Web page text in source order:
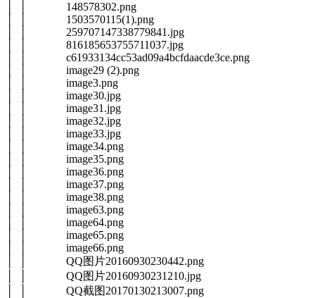
│ │ 148578302.png
│ │ 1503570115(1).png
│ │ 259707147338779841.jpg
│ │ 816185653755711037.jpg
│ │ c61933134cc53ad09a4bcfdaacde3ce.png
│ │ image29 (2).png
│ │ image3.png
│ │ image30.jpg
│ │ image31.jpg
│ │ image32.jpg
│ │ image33.jpg
│ │ image34.png
│ │ image35.png
│ │ image36.png
│ │ image37.png
│ │ image38.png
│ │ image63.png
│ │ image64.png
│ │ image65.png
│ │ image66.png
│ │ QQ图片20160930230442.png
│ │ QQ图片20160930231210.jpg
│ │ QQ截图20170130213007.png